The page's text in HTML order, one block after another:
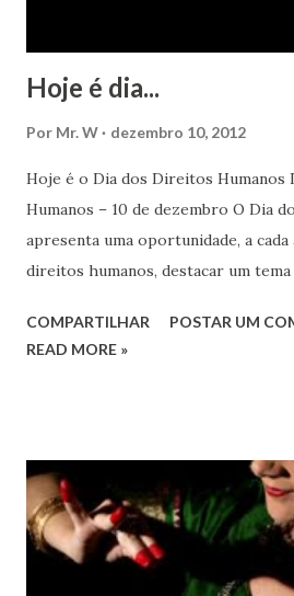
Hoje é dia...
Por Mr. W dezembro 10, 2012
Hoje é o Dia dos Direitos Humanos
Humanos – 10 de dezembro O Dia
apresenta uma oportunidade, a
direitos humanos, destacar um
em todos os lugares. Este ano, o
Estes direitos humanos – os
e de expressão, de reunião pacífica e
participar no governo (artigos 19, 20
Universal dos Direitos Humanos ) –
COMPARTILHAR
POSTAR UM
READ MORE »